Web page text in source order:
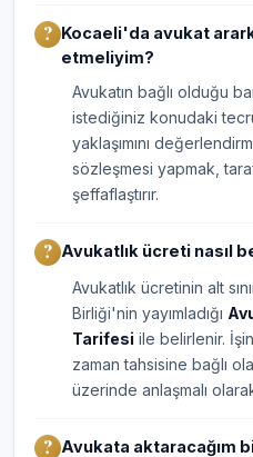
Kocaeli'da avukat
etmeliyim?
Avukatın bağlı olduğu
istediğiniz konudaki
yaklaşımını
sözleşmesi yapmak,
şeffaflaştırır.
Avukatlık ücreti nasıl
Avukatlık ücretinin alt
Birliği'nin yayımladığı
Tarifesi ile belirlenir.
zaman tahsisine bağlı
üzerinde anlaşmalı
Avukata aktaracağım